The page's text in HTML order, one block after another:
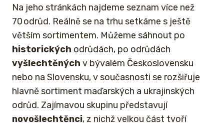
Na jeho stránkách najdeme seznam více než
70 odrůd. Reálně se na trhu setkáme s ještě
větším sortimentem. Můžeme sáhnout po
historických odrůdách, po odrůdách
vyšlechtěných v bývalém Československu
nebo na Slovensku, v současnosti se rozšiřuje
hlavně sortiment maďarských a ukrajinských
odrůd. Zajímavou skupinu představují
novošlechtěnci, z nichž velkou část tvoří